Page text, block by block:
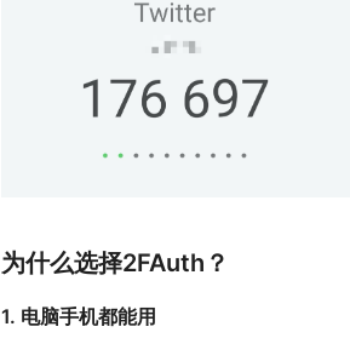
为什么选择2FAuth？
1. 电脑手机都能用